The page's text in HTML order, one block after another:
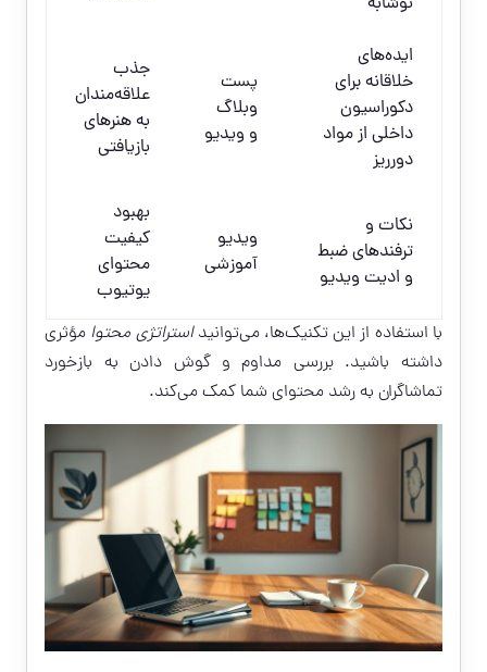
ایده‌های
خلاقانه برای
دکوراسیون
داخلی از مواد
دورریز
پست
وبلاگ
و ویدیو
جذب
علاقه‌مندان
به هنرهای
بازیافتی
نکات و
ترفندهای ضبط
و ادیت ویدیو
ویدیو
آموزشی
بهبود
کیفیت
محتوای
یوتیوب
با استفاده از این تکنیک‌ها، می‌توانیداستراتژی محتوا مؤثری
داشته باشید. بررسی مداوم و گوش دادن به بازخورد
تماشاگران به رشد محتوای شما کمک می‌کند.